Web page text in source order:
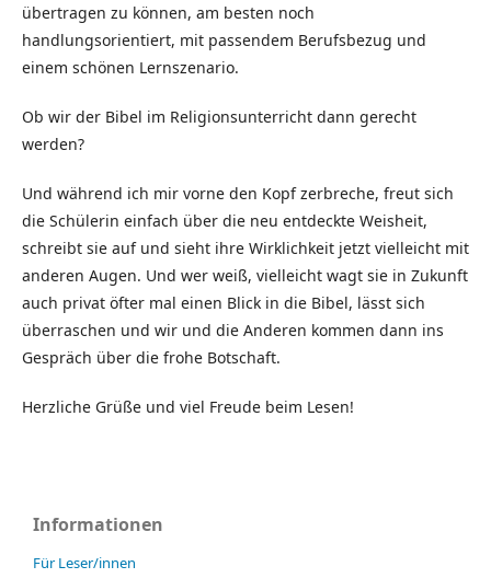
übertragen zu können, am besten noch
handlungsorientiert, mit passendem Berufsbezug und
einem schönen Lernszenario.
Ob wir der Bibel im Religionsunterricht dann gerecht
werden?
Und während ich mir vorne den Kopf zerbreche, freut sich
die Schülerin einfach über die neu entdeckte Weisheit,
schreibt sie auf und sieht ihre Wirklichkeit jetzt vielleicht mit
anderen Augen. Und wer weiß, vielleicht wagt sie in Zukunft
auch privat öfter mal einen Blick in die Bibel, lässt sich
überraschen und wir und die Anderen kommen dann ins
Gespräch über die frohe Botschaft.
Herzliche Grüße und viel Freude beim Lesen!
Informationen
Für Leser/innen